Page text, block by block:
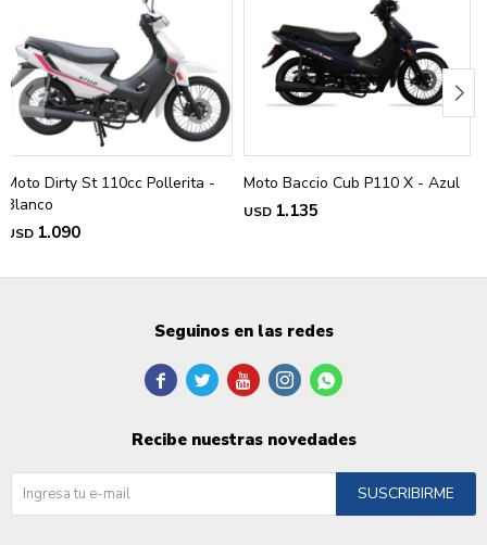
Moto Dirty St 110cc Pollerita -
Blanco
USD 1.090
Moto Baccio Cub P110 X - Azul
USD 1.135
Seguinos en las redes
    
Recibe nuestras novedades
SUSCRIBIRME